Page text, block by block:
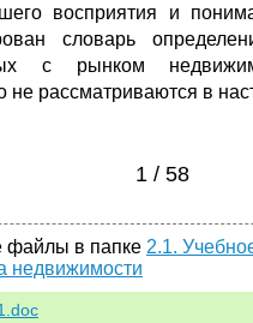
восприятия и
словарь
с рынком
не рассматриваются в
1 / 58
файлы в папке 2.1.
недвижимости